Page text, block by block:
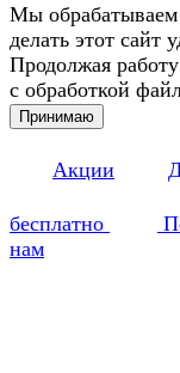
Мы
делать этот сайт
Продолжая
с обработкой
Принимаю
Акции
бесплатно
нам